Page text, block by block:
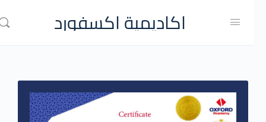
اكاديمية اكسفورد